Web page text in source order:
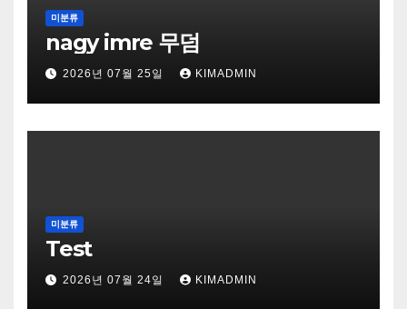
미분류
nagy imre 무덤
2026년 07월 25일 KIMADMIN
미분류
Test
2026년 07월 24일 KIMADMIN